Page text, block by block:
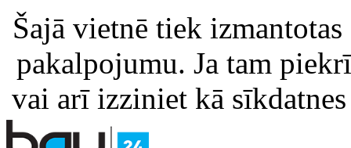
Šajā vietnē tiek
pakalpojumu. Ja tam
vai arī izziniet kā